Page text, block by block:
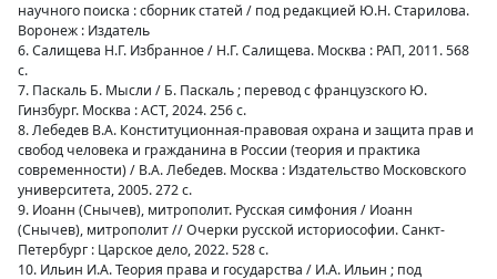
научного поиска : сборник статей / под редакцией Ю.Н. Старилова.
Воронеж : Издатель
6. Салищева Н.Г. Избранное / Н.Г. Салищева. Москва : РАП, 2011. 568
с.
7. Паскаль Б. Мысли / Б. Паскаль ; перевод с французского Ю.
Гинзбург. Москва : АСТ, 2024. 256 с.
8. Лебедев В.А. Конституционная-правовая охрана и защита прав и
свобод человека и гражданина в России (теория и практика
современности) / В.А. Лебедев. Москва : Издательство Московского
университета, 2005. 272 с.
9. Иоанн (Снычев), митрополит. Русская симфония / Иоанн
(Снычев), митрополит // Очерки русской историософии. Санкт-
Петербург : Царское дело, 2022. 528 с.
10. Ильин И.А. Теория права и государства / И.А. Ильин ; под